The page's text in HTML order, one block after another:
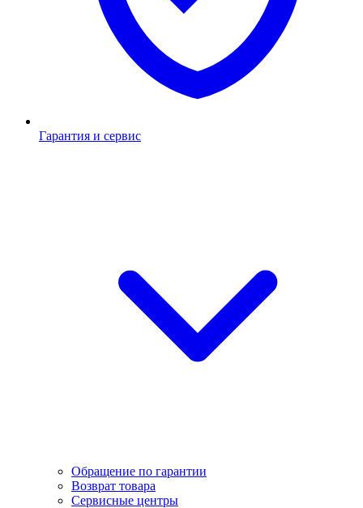
Гарантия и сервис
Обращение по гарантии
Возврат товара
Сервисные центры